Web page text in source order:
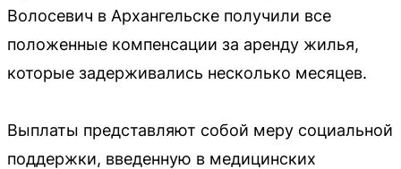
Волосевич в Архангельске получили все
положенные компенсации за аренду жилья,
которые задерживались несколько месяцев.
Выплаты представляют собой меру социальной
поддержки, введенную в медицинских